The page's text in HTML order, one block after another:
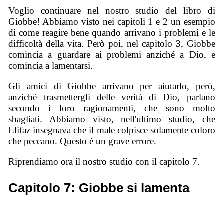
Voglio continuare nel nostro studio del libro di
Giobbe! Abbiamo visto nei capitoli 1 e 2 un esempio
di come reagire bene quando arrivano i problemi e le
difficoltà della vita. Però poi, nel capitolo 3, Giobbe
comincia a guardare ai problemi anziché a Dio, e
comincia a lamentarsi.
Gli amici di Giobbe arrivano per aiutarlo, però,
anziché trasmettergli delle verità di Dio, parlano
secondo i loro ragionamenti, che sono molto
sbagliati. Abbiamo visto, nell'ultimo studio, che
Elifaz insegnava che il male colpisce solamente coloro
che peccano. Questo è un grave errore.
Riprendiamo ora il nostro studio con il capitolo 7.
Capitolo 7: Giobbe si lamenta